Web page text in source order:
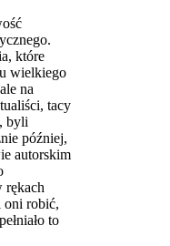
które
wielkiego
na
tacy
byli
później,
autorskim
rękach
oni robić,
to